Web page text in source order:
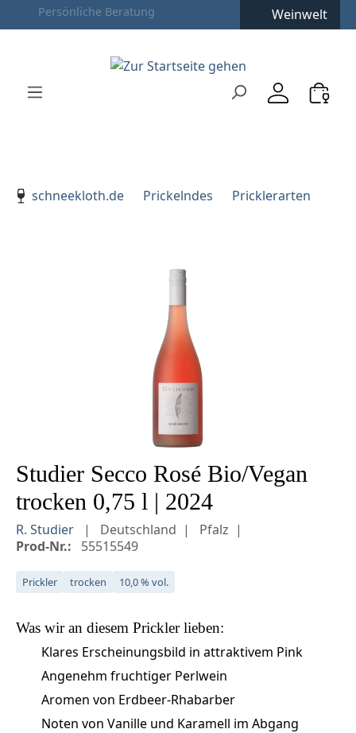
Zum Hauptinhalt springen
Zur Hauptnavigation springen
Weinwelt
schneekloth.de
Prickelndes Pricklerarten
Bildergalerie überspringen
Studier Secco Rosé Bio/Vegan
trocken 0,75 l | 2024
R. Studier Deutschland
Pfalz
Prod-Nr.:
55515549
Prickler trocken 10,0 % vol.
Was wir an diesem Pricklerlieben:
Klares Erscheinungsbild in attraktivem Pink
Angenehm fruchtiger Perlwein
Aromen von Erdbeer-Rhabarber
Noten von Vanille und Karamell im Abgang